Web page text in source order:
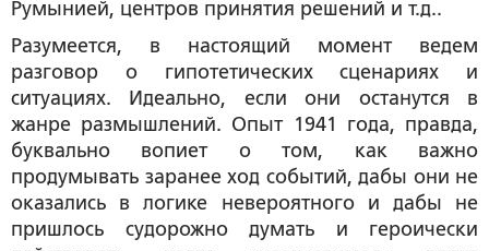
Румынией, центров принятия решений и т.д..
Разумеется, в настоящий момент ведем
разговор о гипотетических сценариях и
ситуациях. Идеально, если они останутся в
жанре размышлений. Опыт 1941 года, правда,
буквально вопиет о том, как важно
продумывать заранее ход событий, дабы они не
оказались в логике невероятного и дабы не
пришлось судорожно думать и героически